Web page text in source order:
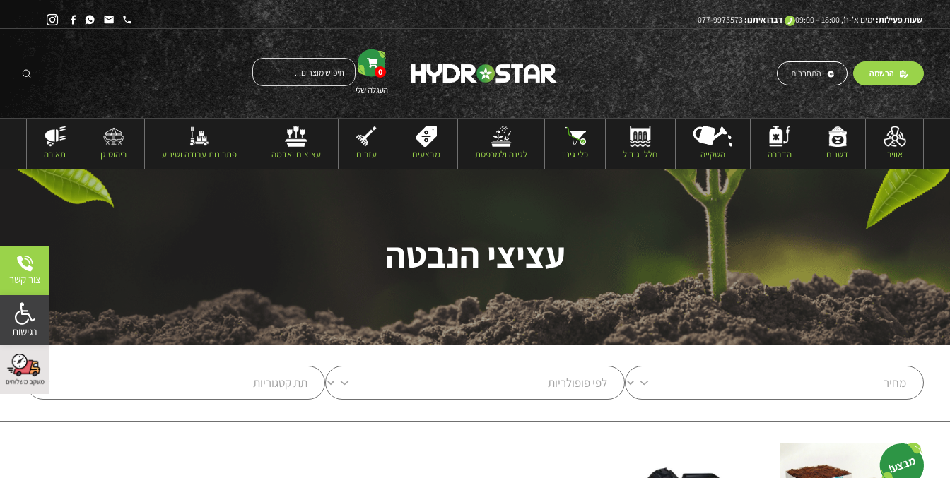
שעות פעילות: ימים א’-ה’, 18:00 – 09:00 דברו איתנו:077-9973573
הרשמה התחברות 0
העגלה שלי
אוויר דשנים הדברה השקייה חללי גידול כלי גינון לגינה ולמרפסת מבצעים עזרים עציצים ואדמה פתרונות עבודה ושינוע ריהוט גן תאורה
עציצי הנבטה
מבצע!
צור קשר
פתח